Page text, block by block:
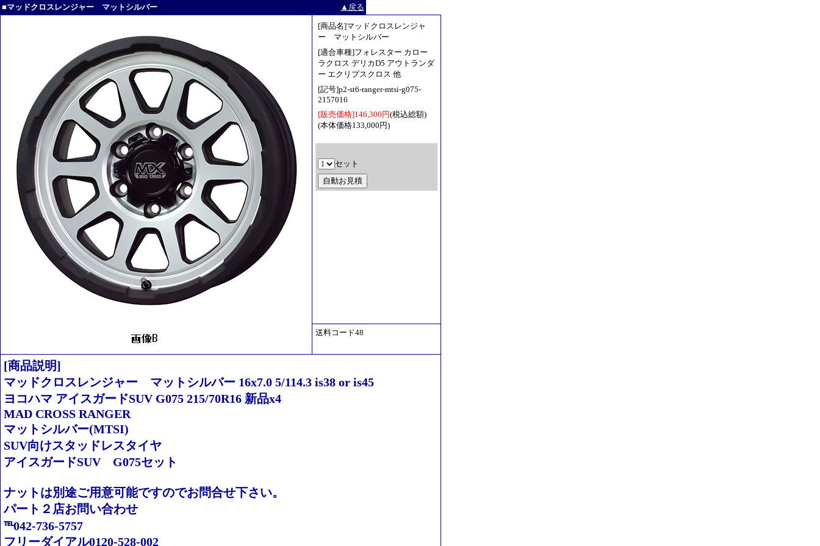
■マッドクロスレンジャー マットシルバー ▲戻る
[商品名]マッドクロスレンジャ
ー マットシルバー
[適合車種]フォレスター カロー
ラクロス デリカD5 アウトランダ
ー エクリプスクロス 他
[記号]p2-st6-ranger-mtsi-g075-
2157016
[販売価格]146,300円(税込総額)
(本体価格133,000円)
セット
送料コード48
[商品説明]
マッドクロスレンジャー マットシルバー 16x7.0 5/114.3 is38 or is45
ヨコハマ アイスガードSUV G075 215/70R16 新品x4
MAD CROSS RANGER
マットシルバー(MTSI)
SUV向けスタッドレスタイヤ
アイスガードSUV G075セット
ナットは別途ご用意可能ですのでお問合せ下さい。
パート２店お問い合わせ
℡042-736-5757
フリーダイアル0120-528-002